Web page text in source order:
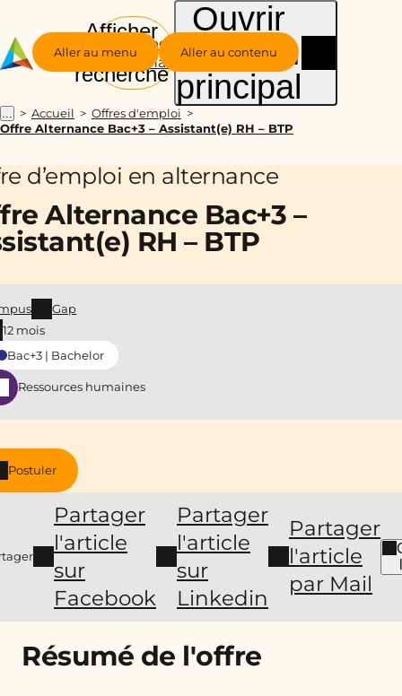
Aller au menu Aller au contenu
Groupe
Alternance
Afficher
la
recherche
Ouvrir
le menu
principal
... Accueil
Offres d'emploi
Offre Alternance Bac+3 – Assistant(e) RH – BTP
d’emploi en alternance
Alternance Bac+3 –
RH – BTP
Postuler
Partager
l'article
sur
Facebook
Partager
l'article
sur
Linkedin
Partager
l'article
par Mail
Gap
12 mois
Bac+3 | Bachelor
Ressources humaines
Résumé de l'offre